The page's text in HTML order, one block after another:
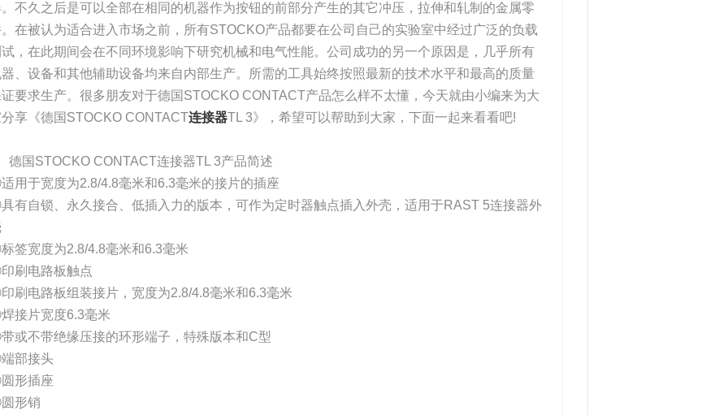
不久之后是可以全部在相同的机器作为按钮的前部分产生的其它冲压，拉伸和轧制的金属零
在被认为适合进入市场之前，所有STOCKO产品都要在公司自己的实验室中经过广泛的负载
，在此期间会在不同环境影响下研究机械和电气性能。公司成功的另一个原因是，几乎所有
、设备和其他辅助设备均来自内部生产。所需的工具始终按照最新的技术水平和最高的质量
要求生产。很多朋友对于德国STOCKO CONTACT产品怎么样不太懂，今天就由小编来为大
享《德国STOCKO CONTACT连接器TL 3》，希望可以帮助到大家，下面一起来看看吧!
德国STOCKO CONTACT连接器TL 3产品简述
用于宽度为2.8/4.8毫米和6.3毫米的接片的插座
有自锁、永久接合、低插入力的版本，可作为定时器触点插入外壳，适用于RAST 5连接器外
签宽度为2.8/4.8毫米和6.3毫米
刷电路板触点
刷电路板组装接片，宽度为2.8/4.8毫米和6.3毫米
接片宽度6.3毫米
或不带绝缘压接的环形端子，特殊版本和C型
部接头
形插座
形销